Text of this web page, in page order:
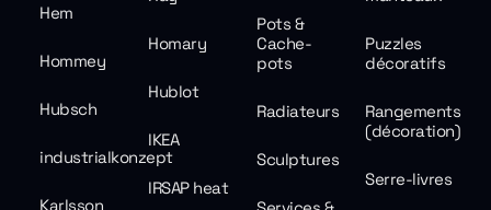
Hem
Homary
Hommey
Hublot
Hubsch
IKEA
industrialkonzept
IRSAP heat
Karlsson
Pots &
Cache-
pots
Puzzles
décoratifs
Radiateurs
Rangements
(décoration)
Sculptures
Serre-livres